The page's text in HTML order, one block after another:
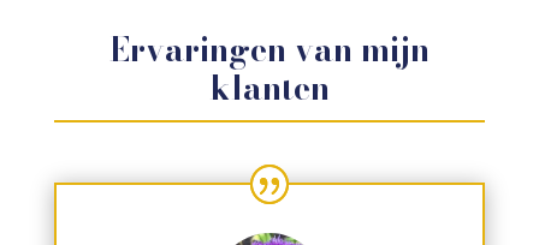
Ervaringen van mijn
klanten